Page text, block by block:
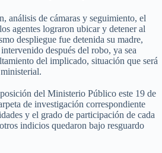
análisis de cámaras y seguimiento, el
agentes lograron ubicar y detener al
despliegue fue detenida su madre,
después del robo, ya sea
del implicado, situación que será
del Ministerio Público este 19 de
de investigación correspondiente
y el grado de participación de cada
indicios quedaron bajo resguardo